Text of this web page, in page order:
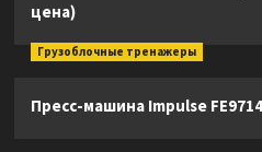
цена)
Грузоблочные тренажеры
Пресс-машина Impulse